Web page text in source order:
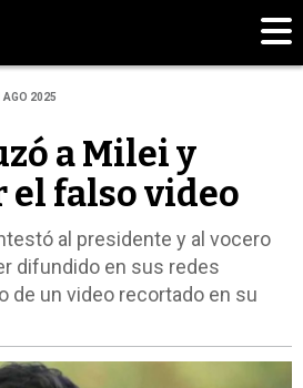
AGO 2025
a Milei y
falso video
al presidente y al vocero
difundido en sus redes
de un video recortado en su